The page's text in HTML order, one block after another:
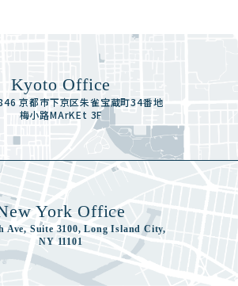
Kyoto Office
京都市下京区朱雀宝蔵町34番地
梅小路MArKEt 3F
York Office
Ave, Suite 3100, Long Island City,
NY 11101